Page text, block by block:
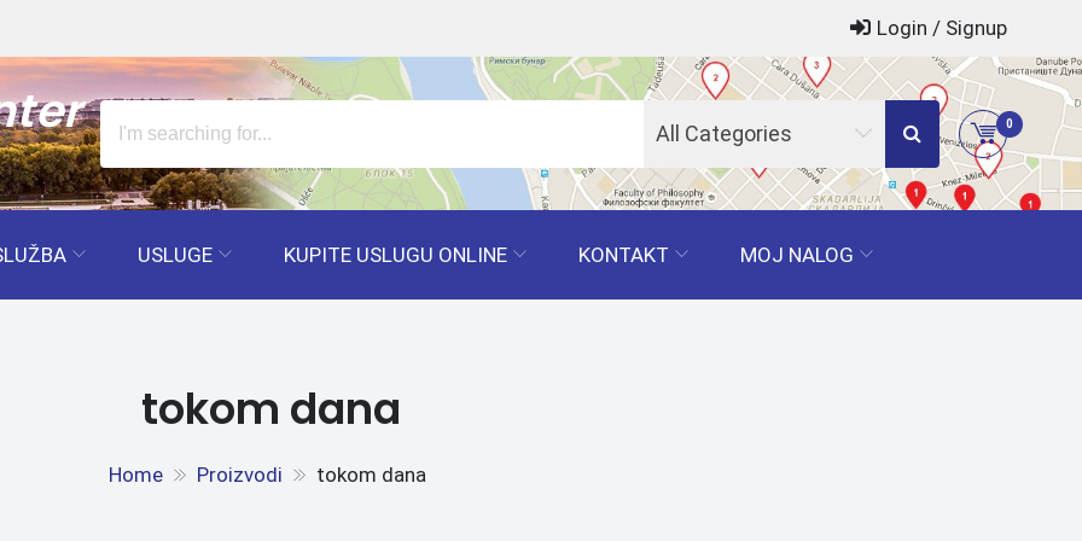
Login / Signup
All Categories 0
USLUGE KUPITE USLUGU ONLINE KONTAKT MOJ NALOG
tokom dana
Home Proizvodi tokom dana